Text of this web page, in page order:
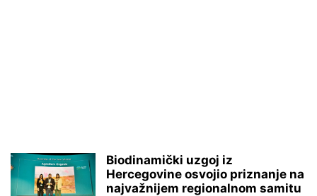
Biodinamički uzgoj iz
Hercegovine osvojio priznanje na
najvažnijem regionalnom samitu